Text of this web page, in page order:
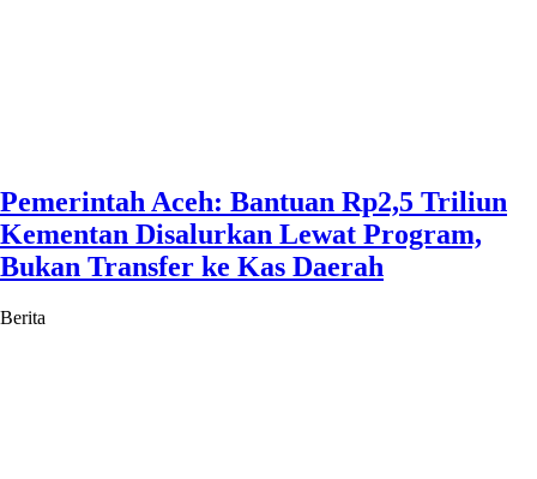
Pemerintah Aceh: Bantuan Rp2,5 Triliun
Kementan Disalurkan Lewat Program,
Bukan Transfer ke Kas Daerah
Berita